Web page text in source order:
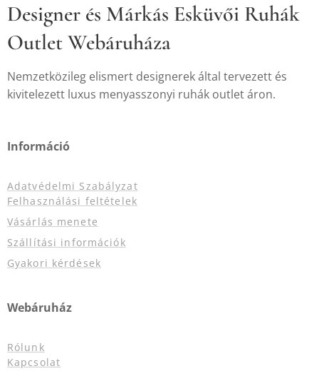
Designer és Márkás Esküvői Ruhák
Outlet Webáruháza
Nemzetközileg elismert designerek által tervezett és
kivitelezett luxus menyasszonyi ruhák outlet áron.
Információ
Adatvédelmi Szabályzat
Felhasználási feltételek
Vásárlás menete
Szállítási információk
Gyakori kérdések
Webáruház
Rólunk
Kapcsolat